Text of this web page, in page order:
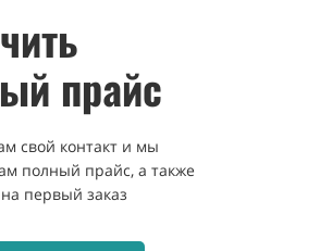
прайс
свой контакт и мы
полный прайс, а также
первый заказ